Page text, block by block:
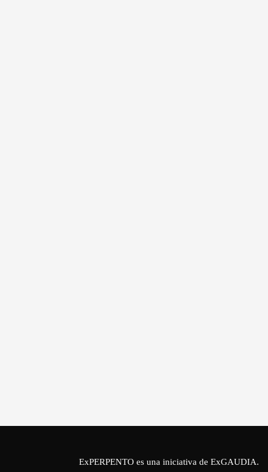
ExPERPENTO es una iniciativa de ExGAUDIA.